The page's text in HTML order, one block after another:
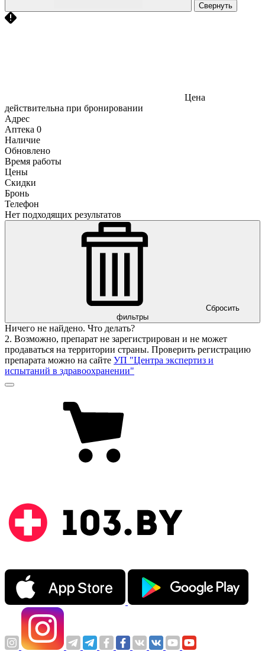
Свернуть
Цена
действительна при бронировании
Адрес
Аптека 0
Наличие
Обновлено
Время работы
Цены
Скидки
Бронь
Телефон
Нет подходящих результатов
Сбросить
фильтры
Ничего не найдено. Что делать?
2. Возможно, препарат не зарегистрирован и не может
продаваться на территории страны. Проверить регистрацию
препарата можно на сайте УП "Центра экспертиз и
испытаний в здравоохранении"